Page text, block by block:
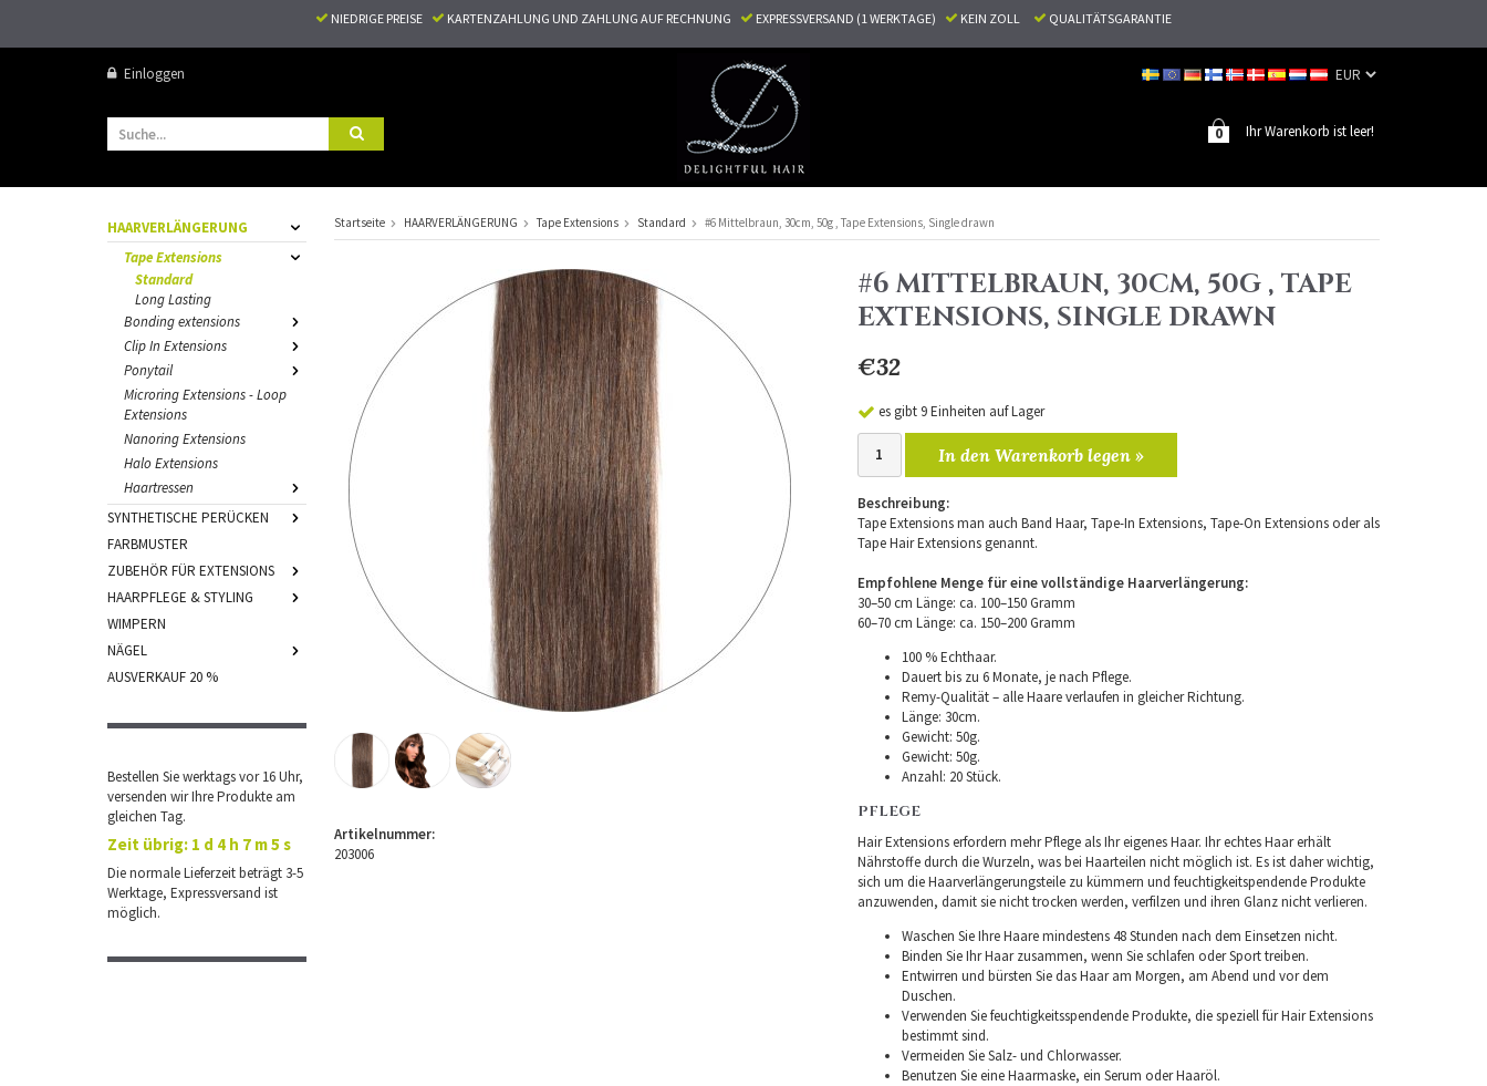
NIEDRIGE PREISE KARTENZAHLUNG UND ZAHLUNG AUF RECHNUNG EXPRESSVERSAND (1 WERKTAGE) KEIN ZOLL QUALITÄTSGARANTIE
Einloggen
Ihr Warenkorb ist leer!
0
HAARVERLÄNGERUNG
Tape Extensions
Standard
Long Lasting
Bonding extensions
Clip In Extensions
Ponytail
Microring Extensions - Loop
Extensions
Nanoring Extensions
Halo Extensions
Haartressen
SYNTHETISCHE PERÜCKEN
FARBMUSTER
ZUBEHÖR FÜR EXTENSIONS
HAARPFLEGE & STYLING
WIMPERN
NÄGEL
AUSVERKAUF 20 %
Bestellen Sie werktags vor 16 Uhr,
versenden wir Ihre Produkte am
gleichen Tag.
Zeit übrig: 1 d 4 h 7 m 4 s
Die normale Lieferzeit beträgt 3-5
Werktage, Expressversand ist
möglich.
Startseite HAARVERLÄNGERUNG Tape Extensions Standard #6 Mittelbraun, 30cm, 50g , Tape Extensions, Single drawn
#6 MITTELBRAUN, 30CM, 50G , TAPE
EXTENSIONS, SINGLE DRAWN
€32
es gibt 9 Einheiten auf Lager
In den Warenkorb legen »
Beschreibung:
Tape Extensions man auch Band Haar, Tape-In Extensions, Tape-On Extensions oder als
Tape Hair Extensions genannt.
Empfohlene Menge für eine vollständige Haarverlängerung:
30–50 cm Länge: ca. 100–150 Gramm
60–70 cm Länge: ca. 150–200 Gramm
100 % Echthaar.
Dauert bis zu 6 Monate, je nach Pflege.
Remy-Qualität – alle Haare verlaufen in gleicher Richtung.
Länge: 30cm.
Gewicht: 50g.
Gewicht: 50g.
Anzahl: 20 Stück.
PFLEGE
Hair Extensions erfordern mehr Pflege als Ihr eigenes Haar. Ihr echtes Haar erhält
Nährstoffe durch die Wurzeln, was bei Haarteilen nicht möglich ist. Es ist daher wichtig,
sich um die Haarverlängerungsteile zu kümmern und feuchtigkeitspendende Produkte
anzuwenden, damit sie nicht trocken werden, verfilzen und ihren Glanz nicht verlieren.
Waschen Sie Ihre Haare mindestens 48 Stunden nach dem Einsetzen nicht.
Binden Sie Ihr Haar zusammen, wenn Sie schlafen oder Sport treiben.
Entwirren und bürsten Sie das Haar am Morgen, am Abend und vor dem
Duschen.
Verwenden Sie feuchtigkeitsspendende Produkte, die speziell für Hair Extensions
bestimmt sind.
Vermeiden Sie Salz- und Chlorwasser.
Benutzen Sie eine Haarmaske, ein Serum oder Haaröl.
Artikelnummer:
203006